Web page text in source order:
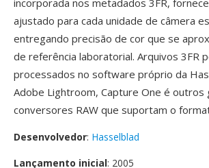
incorporada nos metadados 3FR,
ajustado para cada unidade de câmera
entregando precisão de cor que se
de referência laboratorial. Arquivos 3FR
processados no software próprio da
Adobe Lightroom, Capture One é outros
conversores RAW que suportam o
Desenvolvedor: Hasselblad
Lançamento inicial: 2005